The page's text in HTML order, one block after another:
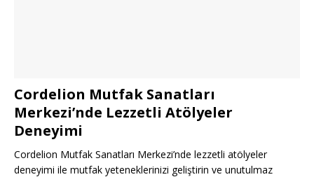
Cordelion Mutfak Sanatları
Merkezi’nde Lezzetli Atölyeler
Deneyimi
Cordelion Mutfak Sanatları Merkezi’nde lezzetli atölyeler
deneyimi ile mutfak yeteneklerinizi geliştirin ve unutulmaz